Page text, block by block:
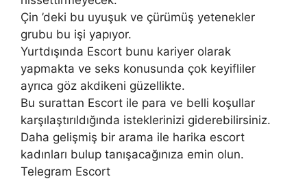
Çin ’deki bu uyuşuk ve çürümüş yetenekler
grubu bu işi yapıyor.
Yurtdışında Escort bunu kariyer olarak
yapmakta ve seks konusunda çok keyifliler
ayrıca göz akdikeni güzellikte.
Bu surattan Escort ile para ve belli koşullar
karşılaştırıldığında isteklerinizi giderebilirsiniz.
Daha gelişmiş bir arama ile harika escort
kadınları bulup tanışacağınıza emin olun.
Telegram Escort